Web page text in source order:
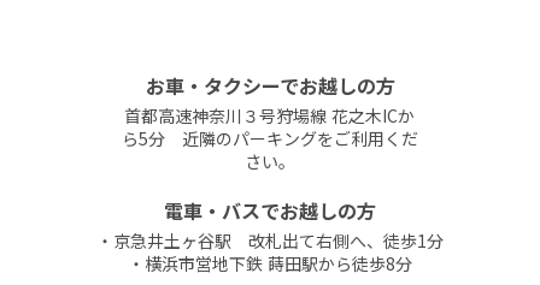
お車・タクシーでお越しの方
首都高速神奈川３号狩場線 花之木ICか
ら5分 近隣のパーキングをご利用くだ
さい。
電車・バスでお越しの方
・京急井土ヶ谷駅 改札出て右側へ、徒歩1分
・横浜市営地下鉄 蒔田駅から徒歩8分